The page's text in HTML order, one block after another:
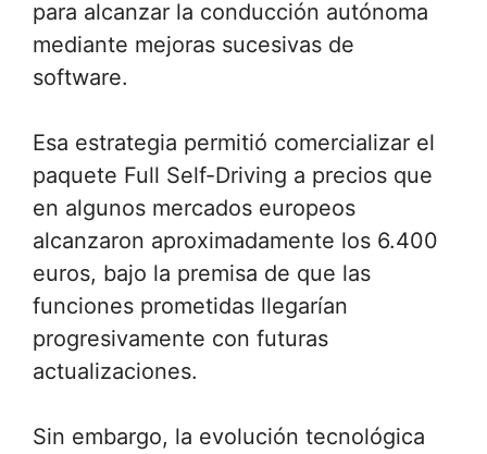
para alcanzar la conducción autónoma
mediante mejoras sucesivas de
software.
Esa estrategia permitió comercializar el
paquete Full Self-Driving a precios que
en algunos mercados europeos
alcanzaron aproximadamente los 6.400
euros, bajo la premisa de que las
funciones prometidas llegarían
progresivamente con futuras
actualizaciones.
Sin embargo, la evolución tecnológica